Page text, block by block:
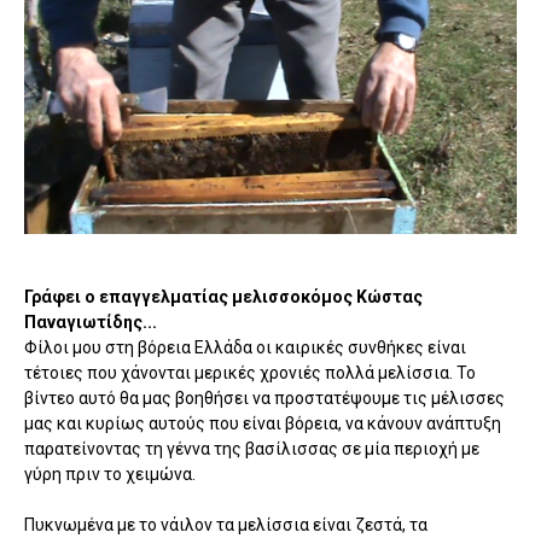
Γράφει ο επαγγελματίας μελισσοκόμος Κώστας
Παναγιωτίδης...
Φίλοι μου στη βόρεια Ελλάδα οι καιρικές συνθήκες είναι
τέτοιες που χάνονται μερικές χρονιές πολλά μελίσσια. Το
βίντεο αυτό θα μας βοηθήσει να προστατέψουμε τις μέλισσες
μας και κυρίως αυτούς που είναι βόρεια, να κάνουν ανάπτυξη
παρατείνοντας τη γέννα της βασίλισσας σε μία περιοχή με
γύρη πριν το χειμώνα.
Πυκνωμένα με το νάιλον τα μελίσσια είναι ζεστά, τα